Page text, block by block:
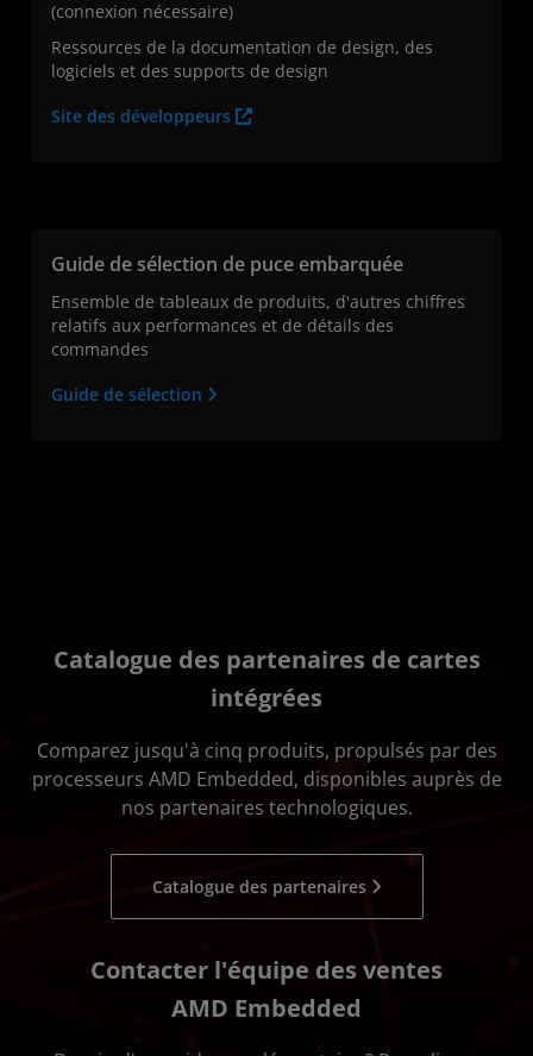
(connexion nécessaire)
Ressources de la documentation de design, des
logiciels et des supports de design
Site des développeurs
Guide de sélection de puce embarquée
Ensemble de tableaux de produits, d'autres chiffres
relatifs aux performances et de détails des
commandes
Guide de sélection
Catalogue des partenaires de cartes
intégrées
Comparez jusqu'à cinq produits, propulsés par des
processeurs AMD Embedded, disponibles auprès de
nos partenaires technologiques.
Catalogue des partenaires
Contacter l'équipe des ventes
AMD Embedded